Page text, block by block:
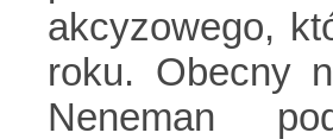
akcyzowego,
roku. Obecny
Neneman